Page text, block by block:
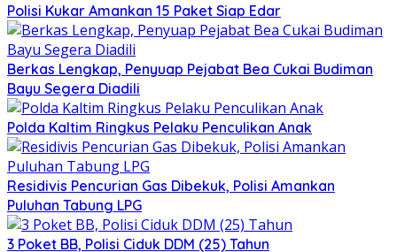
Polisi Kukar Amankan 15 Paket Siap Edar
Berkas Lengkap, Penyuap Pejabat Bea Cukai Budiman
Bayu Segera Diadili
Polda Kaltim Ringkus Pelaku Penculikan Anak
Residivis Pencurian Gas Dibekuk, Polisi Amankan
Puluhan Tabung LPG
3 Poket BB, Polisi Ciduk DDM (25) Tahun